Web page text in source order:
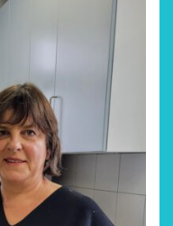
Restsommer -
Garnier